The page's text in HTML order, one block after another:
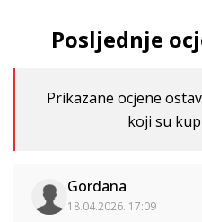
Posljednje
Prikazane ocjene
koji su
Gordana
18.04.2026. 17:09